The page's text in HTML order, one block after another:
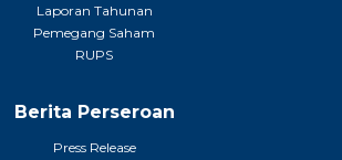
Laporan Tahunan
Pemegang Saham
RUPS
Berita Perseroan
Press Release